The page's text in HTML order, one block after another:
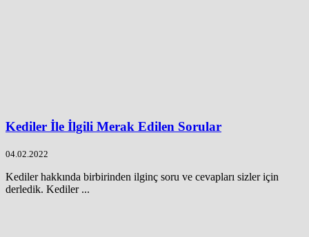
Kediler İle İlgili Merak Edilen Sorular
04.02.2022
Kediler hakkında birbirinden ilginç soru ve cevapları sizler için
derledik. Kediler ...